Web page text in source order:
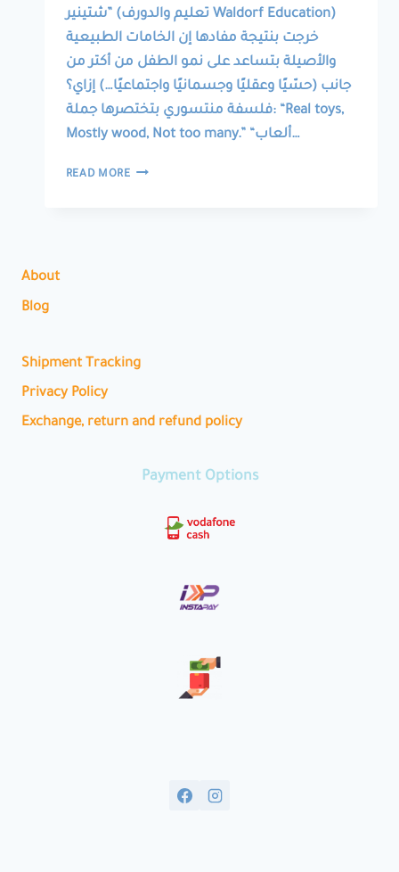
شتينير” (تعليم والدورف Waldorf Education)
خرجت بنتيجة مفادها إن الخامات الطبيعية
والأصيلة بتساعد على نمو الطفل من أكتر من
جانب (حسّيًا وعقليًا وجسمانيًا واجتماعيًا…) إزاي؟
فلسفة منتسوري بتختصرها جملة: “Real toys,
Mostly wood, Not too many.” “ألعاب…
READ MOREREAL
الطفل
About
Blog
Shipment Tracking
Privacy Policy
Exchange, return and refund policy
Payment Options